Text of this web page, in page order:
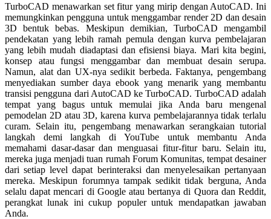
TurboCAD menawarkan set fitur yang mirip dengan AutoCAD. Ini
memungkinkan pengguna untuk menggambar render 2D dan desain
3D bentuk bebas. Meskipun demikian, TurboCAD mengambil
pendekatan yang lebih ramah pemula dengan kurva pembelajaran
yang lebih mudah diadaptasi dan efisiensi biaya. Mari kita begini,
konsep atau fungsi menggambar dan membuat desain serupa.
Namun, alat dan UX-nya sedikit berbeda. Faktanya, pengembang
menyediakan sumber daya ebook yang menarik yang membantu
transisi pengguna dari AutoCAD ke TurboCAD. TurboCAD adalah
tempat yang bagus untuk memulai jika Anda baru mengenal
pemodelan 2D atau 3D, karena kurva pembelajarannya tidak terlalu
curam. Selain itu, pengembang menawarkan serangkaian tutorial
langkah demi langkah di YouTube untuk membantu Anda
memahami dasar-dasar dan menguasai fitur-fitur baru. Selain itu,
mereka juga menjadi tuan rumah Forum Komunitas, tempat desainer
dari setiap level dapat berinteraksi dan menyelesaikan pertanyaan
mereka. Meskipun forumnya tampak sedikit tidak berguna, Anda
selalu dapat mencari di Google atau bertanya di Quora dan Reddit,
perangkat lunak ini cukup populer untuk mendapatkan jawaban
Anda.